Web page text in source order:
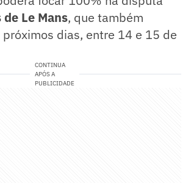
de Le Mans, que também
dias, entre 14 e 15 de
CONTINUA
APÓS A
PUBLICIDADE